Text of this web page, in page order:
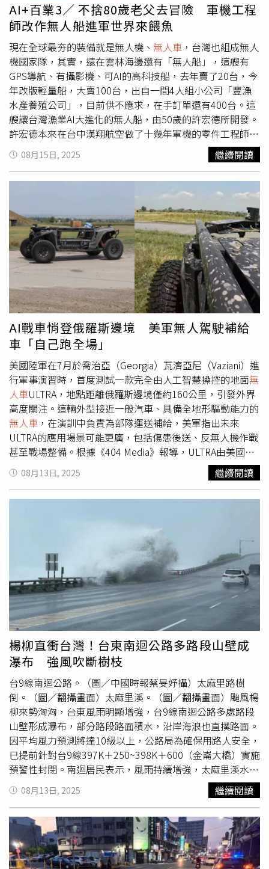
AI+百業3／ 不捨80歲老父去冒險 軍機工程
師改作無人船進軍世界來餵魚
現在全球最夯的裝備就是無人機、 無人車 ，台灣也組成無人
機國家隊，其實，遠在雲林海邊還有「無人船」，這艘有
GPS導航、有攝影機、可AI的高科技船，去年賣了20台，今
年改版輕量船，大賣100台，出自一間4人組小公司「豐漁
水產養殖公司」，目前供不應求，在手訂單還有400台。這
艘讓台灣漁業AI大進化的無人船，由50歲的許宏德所開發。
許宏德本來在台中漢翔航空做了十幾年軍機的零件工程師，
三年前為了80歲的漁民老父返鄉雲林。「照片上這個在竹筏
上工作就是我哥，他50幾歲不年輕了，我爸做水產養殖，已
經80幾歲了，其實整個台灣偏鄉都有一樣的問題，就是人口
老化、缺工，我們家在雲林口湖，我哥本來是在地方政府工
作，回家幫忙時，說這實在太危險、太辛苦，看天吃飯，你
做飛機的，能不能幫忙開發無人機。」許宏德跟CTWANT記
者回憶起當時創業的點滴。雲林的漁民大多早上6點就要起
床工作，因為到了7點半時氣溫已經30幾度，容易中暑，每
天要顧水質、餵飼料，每個禮拜還要去洗水質探測器、不然
會卡藻類探頭就不準。以蛤蠣為例，要養10個月，投餌、收
成，都是在沒有遮蔽物的水池竹筏上進行，每個人都曬得黑
嚕嚕，重心不穩還會跌進池子，而下雨前後，需要淨化水
質、平衡酸鹼值時要撒石灰，雖然便宜、但有很大的副作
用，若碰到風向突然改變，接觸到皮膚就會被燒傷，甚至吸
進肺裡，很多漁民的手、腳都有斑駁傷痕。許多人詢問能否
讓無人船加上新功能。（圖／翻攝自豐漁水產養殖臉書）許
宏德2022年成立「豐漁水產養殖公司」，大學讀資訊工程
的他，結合航空業經驗卻出師不利，許宏德笑著告訴
CTWANT記者，「真正落地的時候，才發現無人機對水產養
殖不太合用，因為都在水面上，海邊會有強陣風，機器交給
漁民使用時，一失敗掉到池子裡，客人恐怕就要打電話來叫
你賠錢。」許宏德立刻放棄無人機，轉而設計「智慧化無人
養殖飼料船」，去年2月開發出第一代，「遙控無人船不像
無人機需要考執照、申請空域，適合用在自家的魚塭，這船
可以針對性灑藥、撒飼料，對空氣好、對水質好、對成本
波避障等什麼都有，一台船重達100公斤，「我做出來的時
候很開心，很多市面上沒有功能，當我自信地跟客人介紹
時，他說『可不可以不要』，老一輩的漁民要的是他認為
『可靠的產品』，太新了，反而擔心。」為了怕漁民年紀大
會排斥新產品，許宏德今年推出第三代船，刪了很多功能，
訂價也壓下來，做得更堅固，還設計出可拆式電控箱專利，
船身前端可裝進不同功能的設備，像個變形金剛，一包飼料
30公斤、空船只要35公斤，漁民買多艘空船放在不同的魚
塭，只要買一個船的大腦，帶著充飽電的電控箱，裝在船上
發動，就能隨地操控。「我哥說，他現在都坐在車子裡吹冷
氣，看船有在跑就好了。」許宏德說，第三代無人船可用遙
控器控制，也可全面自動化，利用衛星導航預先設定投餵路
線，加上演算法等技術，避開魚池盪來盪去的障礙物，這可
鼓勵更多青年漁民回鄉，把最辛苦的工作交給無人船，只要
專心推動管理，甚至開發副業。雲林縣長張麗善也能輕鬆操
控無人船。（圖／翻攝自豐漁水產養殖臉書）「台灣有3萬
個養殖人口，11萬口的魚塭池，這麼大的市場居然沒有一家
專門做的公司。」許宏德說，「老一輩看影片是不相信的，
所以我就自己帶著船，到魚塭去給漁民試試看，5歲到80
歲，5分鐘就會上手。」去年他的高科技船賣了20台、今年
的改良船更大賣100台，有了政府補助漁民買船，所以訂單
變多，台灣沿海從彰化、雲林開始，一直到屏東都有客人。
雲林池子裡的無人船，也引來在菲律賓、泰國等東南亞做漁
08月15日, 2025 繼續閱讀
AI戰車悄登俄羅斯邊境 美軍無人駕駛補給
車「自己跑全場」
美國陸軍在7月於喬治亞（Georgia）瓦濟亞尼（Vaziani）進
行軍事演習時，首度測試一款完全由人工智慧操控的地面無
人車ULTRA，地點距離俄羅斯邊境僅約160公里，引發外界
高度關注。這輛外型接近一般汽車、具備全地形驅動能力的
無人車 ，在演訓中負責為部隊運送補給，美軍指出未來
ULTRA的應用場景可能更廣，包括傷患後送、反無人機作戰
甚至戰場整備。根據《404 Media》報導，ULTRA由美國西
雅圖（Seattle）公司Overland AI研發，車上搭載該公司開
發的OverDrive人工智慧系統，可在戰場中完全由AI進行自
主駕駛，不須人為操控。Overland AI成立於2022年，以開
也能依據現場環境自行做出路徑決策，強調該技術特別適用
於GPS訊號不穩的戰場環境。演訓實測畫面中顯示，只需操
作員在地圖上設定幾個任務點，車輛便能全自動完成任務。
芬克強調，他並未使用衛星圖資來輔助AI任務規劃，因為在
實戰中地形會迅速改變，過時的資訊恐導致錯誤判斷。芬克
補充說明，車輛會依據地形主動調整速度與行進路線，全程
由AI即時運算決策，這可減少與操作員的通訊需求，進一步
降低人員暴露風險。戰略與國際研究中心（Center for
Strategic and International Studies）無人機專家班德特
（Samuel Bendett）表示，這項技術其實是長達十多年持
續研發的結果，並非突然出現的新概念。他指出，地面無人
車 相較空中無人機更容易受到通訊干擾與物理破壞，因此AI
自主導航能力是未來技術發展的關鍵突破。班德特也提到，
這類UGV（無人地面車輛）最初主要用於後勤補給，近年也
逐步導入傷患後送，若再結合武器系統，甚至可投入戰場執
行攻擊任務。儘管技術進展快速，但讓機器具備作戰決策能
力仍存有道德爭議。聯合國秘書長古特瑞斯（António
Guterres）曾明確反對自主武器，直言這樣的系統「在道德
上令人厭惡」。近期在加薩（Gaza）戰爭中，以色列也傳
出曾使用OpenAI與Microsoft的AI系統協助目標選定，據情
報來源透露，AI所提供的結果在某些情況下甚至直接成為人
類決策依據。目前，Overland AI的OverDrive系統仍僅應用
於導航用途，但已被視為該領域的領先技術之一。班德特進
08月13日, 2025 繼續閱讀
楊柳直衝台灣！台東南迴公路多路段山壁成
瀑布 強風吹斷樹枝
台9線南迴公路。（圖／中國時報蔡旻妤攝）太麻里路樹
倒。（圖／翻攝畫面）太麻里溪。（圖／翻攝畫面）颱風楊
柳來勢洶洶，台東風雨明顯增強，台9線南迴公路多處路段
山壁形成瀑布，部分路段路面積水，沿岸海浪也直撲路面。
因平均風力預測將達10級以上，公路局為確保用路人安全，
已提前針對台9線397K＋250~398K＋600（金崙大橋）實施
預警性封閉。南迴居民表示，風雨持續增強，太麻里溪水位
目前未高漲，但太麻里市區金萱路旁1棵大樹遭強陣風吹斷
樹枝，占據一線道路，所幸
08月13日, 2025 繼續閱讀